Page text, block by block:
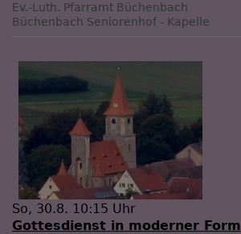
Ev.-Luth. Pfarramt Büchenbach
Büchenbach Seniorenhof - Kapelle
So, 30.8. 10:15 Uhr
Gottesdienst in moderner Form